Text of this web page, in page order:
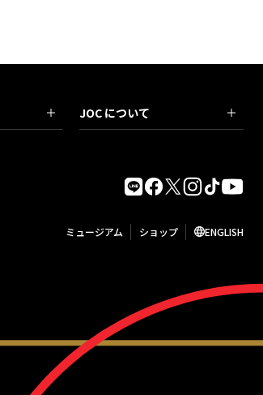
JOC について
ミュージアム ショップ ENGLISH